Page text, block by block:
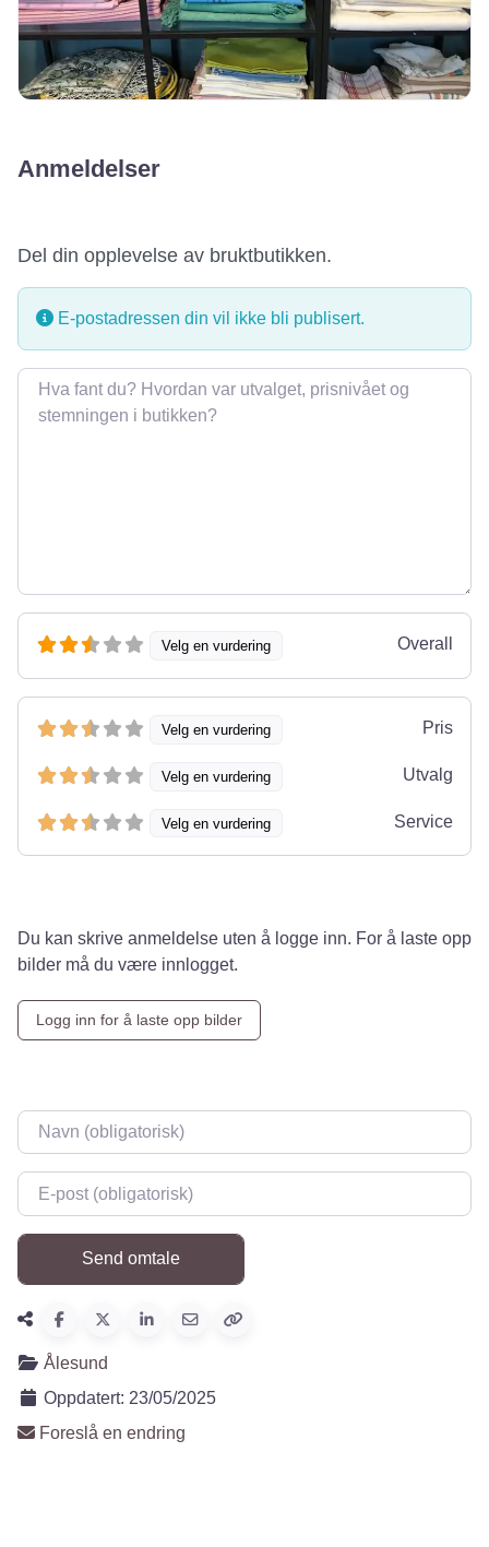
Anmeldelser
Del din opplevelse av bruktbutikken.
E-postadressen din vil ikke bli publisert.
Omtale
Velg en vurdering Overall
Velg en vurdering Pris
Velg en vurdering Utvalg
Velg en vurdering Service
Du kan skrive anmeldelse uten å logge inn. For å laste opp
bilder må du være innlogget.
Logg inn for å laste opp bilder
Navn
E-post
Ålesund
Oppdatert: 23/05/2025
Foreslå en endring